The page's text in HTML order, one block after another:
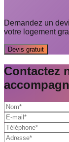
Demandez un
votre logement
Devis gratuit
Contactez